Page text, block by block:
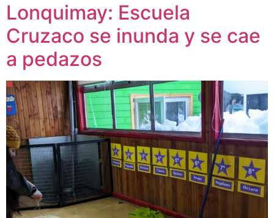
Lonquimay: Escuela
Cruzaco se inunda y se cae
a pedazos